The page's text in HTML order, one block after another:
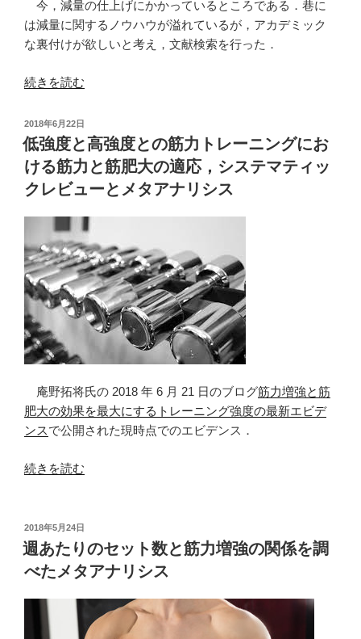
ー
ツ
養
会
の
ポ
ジ
ン
ス
タ
ン
ド
（後
編）”
今，減量の仕上げにかかっているところである．巷に
は減量に関するノウハウが溢れているが，アカデミック
な裏付けが欲しいと考え，文献検索を行った．
“減
に
関
す
る
論
文
索”
の
続きを読む
投
稿
日:
2018年6月22日
低強度と高強度との筋力トレーニングにお
ける筋力と筋肥大の適応，システマティッ
クレビューとメタアナリシス
庵野拓将氏の 2018 年 6 月 21 日のブログ筋力増強と筋
肥大の効果を最大にするトレーニング強度の最新エビデ
ンスで公開された現時点でのエビデンス．
“低
と
高
と
続きを読む
投
稿
日:
2018年5月24日
週あたりのセット数と筋力増強の関係を調
べたメタアナリシス